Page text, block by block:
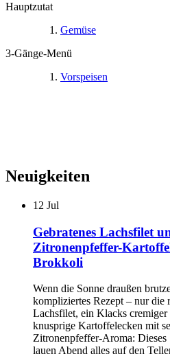
Hauptzutat
Gemüse
3-Gänge-Menü
Vorspeisen
Neuigkeiten
12 Jul
Gebratenes Lachsfilet
Zitronenpfeffer-
Brokkoli
Wenn die Sonne draußen
kompliziertes Rezept – nur die
Lachsfilet, ein Klacks
knusprige Kartoffelecken mit
Zitronenpfeffer-Aroma: Dieses
lauen Abend alles auf den